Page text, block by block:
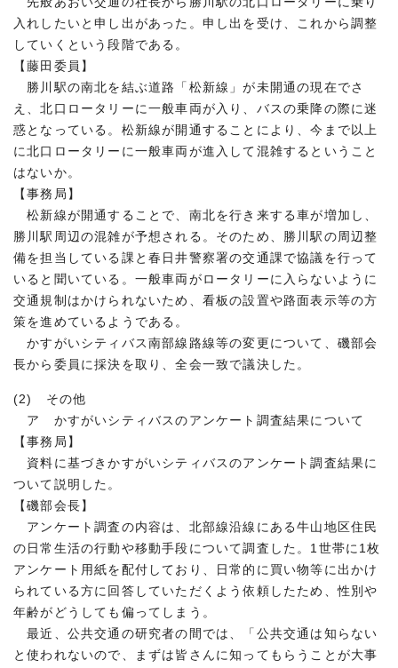
入れしたいと申し出があった。申し出を受け、これから調整
していくという段階である。
【藤田委員】
勝川駅の南北を結ぶ道路「松新線」が未開通の現在でさ
え、北口ロータリーに一般車両が入り、バスの乗降の際に迷
惑となっている。松新線が開通することにより、今まで以上
に北口ロータリーに一般車両が進入して混雑するということ
はないか。
【事務局】
松新線が開通することで、南北を行き来する車が増加し、
勝川駅周辺の混雑が予想される。そのため、勝川駅の周辺整
備を担当している課と春日井警察署の交通課で協議を行って
いると聞いている。一般車両がロータリーに入らないように
交通規制はかけられないため、看板の設置や路面表示等の方
策を進めているようである。
かすがいシティバス南部線路線等の変更について、磯部会
長から委員に採決を取り、全会一致で議決した。
(2) その他
ア かすがいシティバスのアンケート調査結果について
【事務局】
資料に基づきかすがいシティバスのアンケート調査結果に
ついて説明した。
【磯部会長】
アンケート調査の内容は、北部線沿線にある牛山地区住民
の日常生活の行動や移動手段について調査した。1世帯に1枚
アンケート用紙を配付しており、日常的に買い物等に出かけ
られている方に回答していただくよう依頼したため、性別や
年齢がどうしても偏ってしまう。
最近、公共交通の研究者の間では、「公共交通は知らない
と使われないので、まずは皆さんに知ってもらうことが大事